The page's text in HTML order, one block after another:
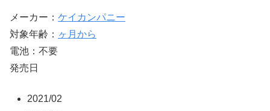
●素材：アクリル
●生産国：日本
メーカー： ケイカンパニー
対象年齢： ヶ月から
電池：不要
発売日
2021/02